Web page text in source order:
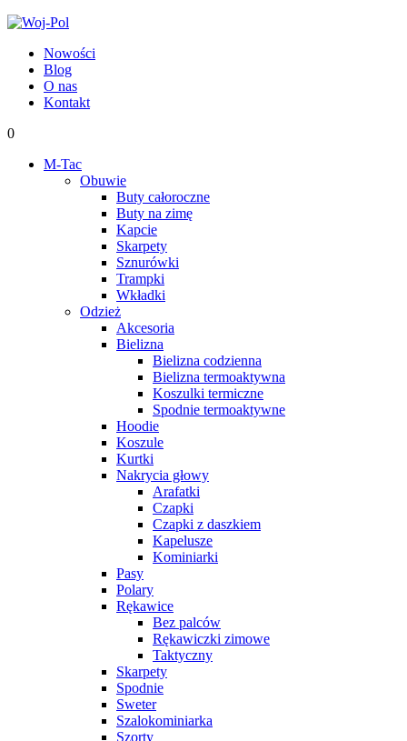
Nowości
Blog
O nas
Kontakt
0
M-Tac
Obuwie
Buty całoroczne
Buty na zimę
Kapcie
Skarpety
Sznurówki
Trampki
Wkładki
Odzież
Akcesoria
Bielizna
Bielizna codzienna
Bielizna termoaktywna
Koszulki termiczne
Spodnie termoaktywne
Hoodie
Koszule
Kurtki
Nakrycia głowy
Arafatki
Czapki
Czapki z daszkiem
Kapelusze
Kominiarki
Pasy
Polary
Rękawice
Bez palców
Rękawiczki zimowe
Taktyczny
Skarpety
Spodnie
Sweter
Szalokominiarka
Szorty